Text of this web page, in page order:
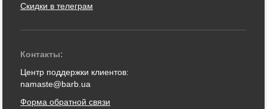
Скидки в телеграм
Контакты:
Центр поддержки клиентов:
namaste@barb.ua
Форма обратной связи